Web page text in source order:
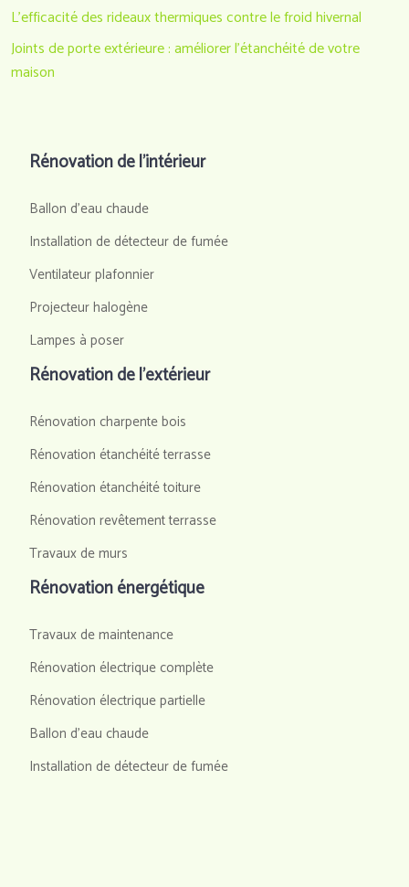
L’efficacité des rideaux thermiques contre le froid hivernal
Joints de porte extérieure : améliorer l’étanchéité de votre
maison
Rénovation de l’intérieur
Ballon d'eau chaude
Installation de détecteur de fumée
Ventilateur plafonnier
Projecteur halogène
Lampes à poser
Rénovation de l’extérieur
Rénovation charpente bois
Rénovation étanchéité terrasse
Rénovation étanchéité toiture
Rénovation revêtement terrasse
Travaux de murs
Rénovation énergétique
Travaux de maintenance
Rénovation électrique complète
Rénovation électrique partielle
Ballon d'eau chaude
Installation de détecteur de fumée